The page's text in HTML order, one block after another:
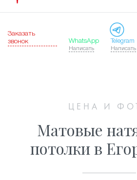
Заказать
звонок
WhatsApp
Написать
Telegram
Написать
ЦЕНА И
Матовые
потолки в